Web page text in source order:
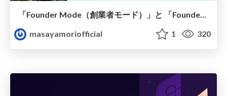
masayamoriofficial
1 320